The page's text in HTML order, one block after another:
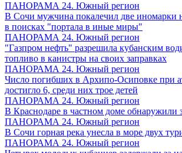
ПАНОРАМА 24. Южный регион
В Сочи мужчина покалечил две иномарки
в поисках "портала в иные миры"
ПАНОРАМА 24. Южный регион
"Газпром нефть" разрешила кубанским
топливо в канистры на своих заправках
ПАНОРАМА 24. Южный регион
Число погибших в Архипо-Осиповке при
достигло 6, среди них трое детей
ПАНОРАМА 24. Южный регион
В Краснодаре в частном доме
ПАНОРАМА 24. Южный регион
В Сочи горная река унесла в море двух
ПАНОРАМА 24. Южный регион